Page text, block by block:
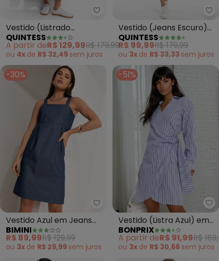
Quintess - Vestido (Listrado
Vestido (Listrado
Marinho) em
QUINTESS
A partir deR$ 129,99R$ 179,99
ou 4x de R$ 32,49 sem juros
Vestido (Jeans Escuro)
com Fenda e Zíper
QUINTESS
R$ 99,99R$ 179,99
ou 3x de R$ 33,33 sem juros
-30%
Bimini - Vestido Azul em Jeans
Vestido Azul em Jeans
Leve
BIMINI
R$ 89,99R$ 129,99
ou 3x de R$ 29,99 sem juros
-51%
Vestido (Listra Azul) em
Tricoline
BONPRIX
A partir deR$ 91,99R$
ou 3x de R$ 30,66 sem juros